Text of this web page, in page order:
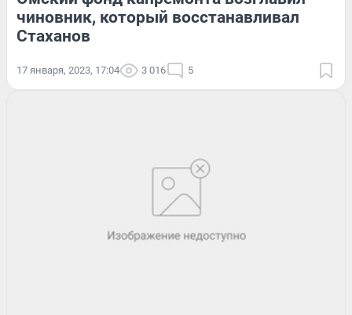
чиновник, который восстанавливал
Стаханов
17 января, 2023, 17:04 3 016 5